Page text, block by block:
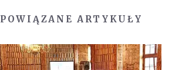
POWIĄZANE ARTYKUŁY